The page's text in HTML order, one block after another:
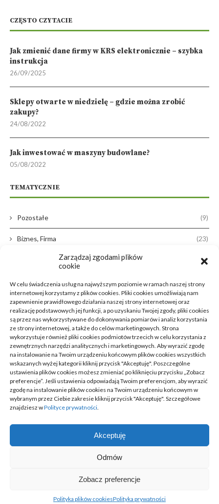
Zarządzaj zgodami plików
cookie
W celu świadczenia usług na najwyższym poziomie w ramach naszej strony
internetowej korzystamy z plików cookies. Pliki cookies umożliwiają nam
zapewnienie prawidłowego działania naszej strony internetowej oraz
realizację podstawowych jej funkcji, a po uzyskaniu Twojej zgody, pliki cookies
są przez nas wykorzystywane do dokonywania pomiarów i analiz korzystania
ze strony internetowej, a także do celów marketingowych. Strona
wykorzystuje również pliki cookies podmiotów trzecich w celu korzystania z
zewnętrznych narzędzi analitycznych i marketingowych. Aby wyrazić zgodę
na instalowanie na Twoim urządzeniu końcowym plików cookies wszystkich
wskazanych wyżej kategorii kliknij przycisk "Akceptuję". Poszczególne
ustawienia plików cookies możesz zmieniać po kliknięciu przycisku „Zobacz
preferencje”. Jeśli ustawienia odpowiadają Twoim preferencjom, aby wyrazić
zgodę na instalowanie plików cookies na Twoim urządzeniu końcowym w
wybranym przez Ciebie zakresie kliknij przycisk "Akceptuję". Szczegółowe
znajdziesz wPolityce prywatności.
Akceptuję
Odmów
Zobacz preferencje
Polityka plików cookiesPolityka prywatności
CZĘSTO CZYTACIE
Jak zmienić dane firmy w KRS elektronicznie – szybka
instrukcja
26/09/2025
Sklepy otwarte w niedzielę – gdzie można zrobić
zakupy?
24/08/2022
Jak inwestować w maszyny budowlane?
05/08/2022
TEMATYCZNIE
Pozostałe (9)
Biznes, Firma (23)
(38)
Zdrowie, Medycyna
Moda, Lifestyle
Motoryzacja (31)
Rozrywka, Edukacja (26)
Usługi
Technologie (23)
Sport, Turystyka
(52)
@ Trzesacz. Wszelkie prawa zastrzeżone
BACK TO TOP